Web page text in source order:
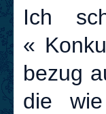
Ich
«
bezug
die